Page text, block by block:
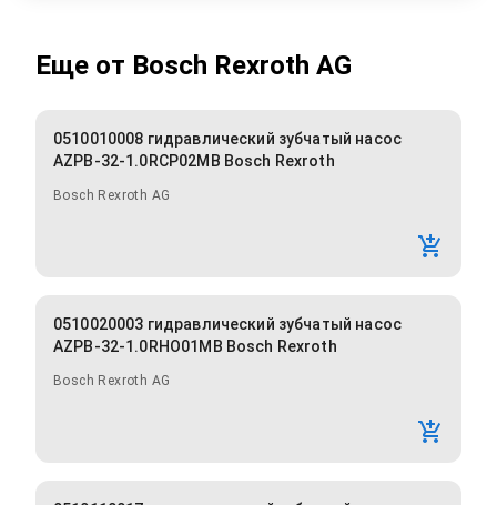
Еще от Bosch Rexroth AG
0510010008 гидравлический зубчатый насос
AZPB-32-1.0RCP02MB Bosch Rexroth
Bosch Rexroth AG
0510020003 гидравлический зубчатый насос
AZPB-32-1.0RHO01MB Bosch Rexroth
Bosch Rexroth AG